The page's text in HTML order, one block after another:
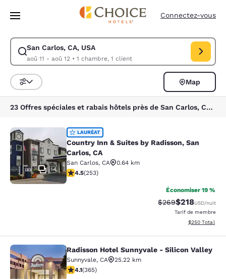
Passer à Contenu Principal
Connectez-vous
San Carlos, CA, USA
aoû 11 - aoû 12• 1 chambre, 1 client
Modifiez la recherche pour San Carlos, CA, USA. Date d’arrivée aoû
Trier et filtrer
Map
23 Offres spéciales et rabais hôtels près de San Carlos, CA, USA
Country Inn & Suites by Radisson,
14
LAURÉAT
Country Inn & Suites by Radisson, San
Carlos, CA
San Carlos, CA
0.64 km
4.47 étoiles. Excellent. 253 commentaires
4.5(253)
Économiser 19 %
Tarif barré :
$269Tarif réduit :
$218USD/nuit
Tarif de membre
Afficher les
$250 Total
Radisson Hotel Sunnyvale - Silicon
Radisson Hotel Sunnyvale - Silicon Valley
Sunnyvale, CA
25.22 km
4.09 étoiles. Très bon. 365 commentaires
4.1(365)